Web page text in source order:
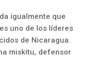
igualmente que
uno de los líderes
de Nicaragua.
miskitu, defensor